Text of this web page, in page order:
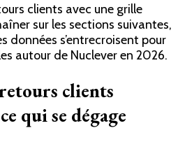
clients avec une grille
sur les sections suivantes,
données s’entrecroisent pour
autour de Nuclever en 2026.
clients
qui se dégage